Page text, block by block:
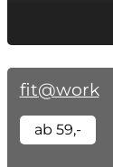
fit@work
ab 59,-